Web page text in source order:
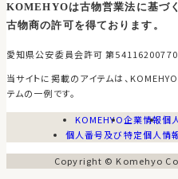
KOMEHYOは古物営業法に基づく
古物商の許可を得ております。
愛知県公安委員会許可 第
当サイトに掲載のアイテムは、
テムの一例です。
KOMEHYO企業情報個
個人番号及び特定個人情
Copyright © Komehyo